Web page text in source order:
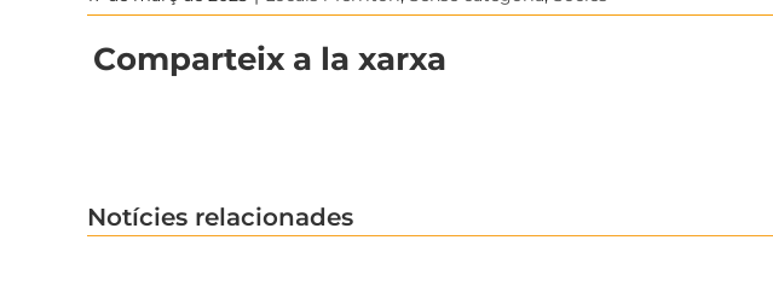
Comparteix a la xarxa
Notícies relacionades